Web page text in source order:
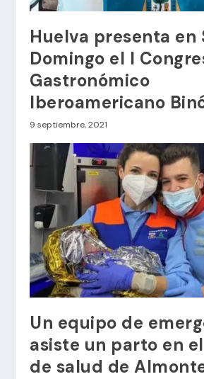
Huelva presenta en
Domingo el I
Gastronómico
Iberoamericano
9 septiembre, 2021
Un equipo de
asiste un parto en
de salud de